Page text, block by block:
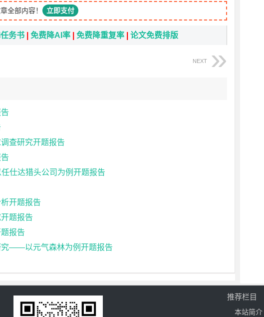
全部内容！ 立即支付
务书 免费降AI率 免费降重复率 论文免费排版
NEXT
查研究开题报告
仕达猎头公司为例开题报告
开题报告
题报告
报告
究——以元气森林为例开题报告
推荐栏目
本站简介